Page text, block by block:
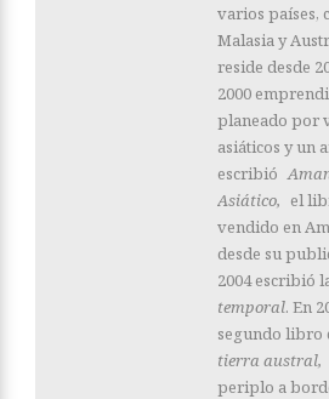
varios países,
Malasia y
reside desde
2000
planeado por
asiáticos y un
escribió
Asiático, el
vendido en
desde su
2004 escribió
temporal. En
segundo libro
tierra austral,
periplo a